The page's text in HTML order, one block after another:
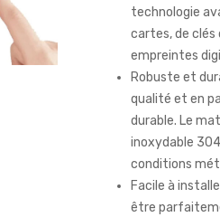
technologie
cartes, de clés
empreintes
Robuste et
qualité et en
durable. Le
inoxydable
conditions
Facile à
être